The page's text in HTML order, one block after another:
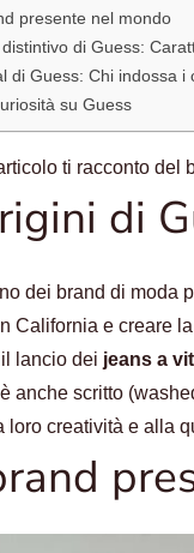
presente nel mondo
di Guess:
di Guess: Chi indossa i
su Guess
ti racconto
di
dei brand di moda
California e creare
lancio dei jeans a
anche scritto
loro creatività e alla